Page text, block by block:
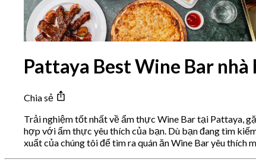
Pattaya Best Wine Bar nhà
Chia sẻ
Trải nghiệm tốt nhất về ẩm thực Wine Bar tại Pattaya,
hợp với ẩm thực yêu thích của bạn. Dù bạn đang tìm
xuất của chúng tôi để tìm ra quán ăn Wine Bar yêu thích